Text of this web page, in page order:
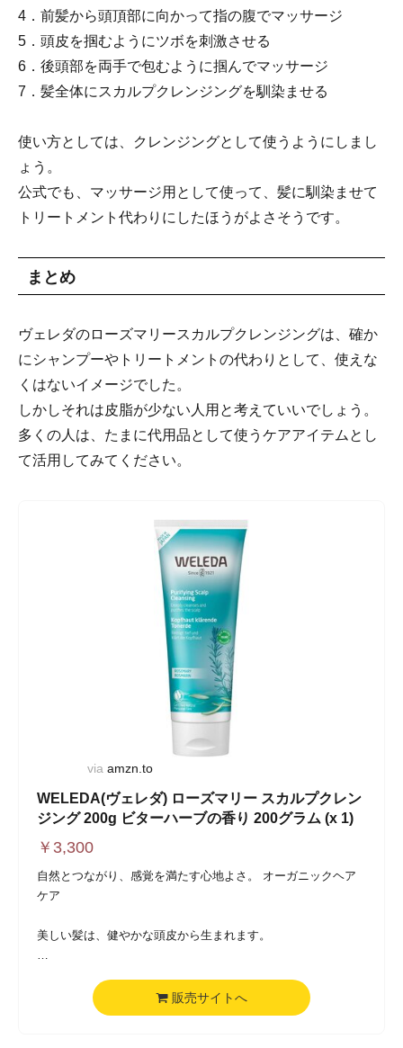
4．前髪から頭頂部に向かって指の腹でマッサージ
5．頭皮を掴むようにツボを刺激させる
6．後頭部を両手で包むように掴んでマッサージ
7．髪全体にスカルプクレンジングを馴染ませる
使い方としては、クレンジングとして使うようにしまし
ょう。
公式でも、マッサージ用として使って、髪に馴染ませて
トリートメント代わりにしたほうがよさそうです。
まとめ
ヴェレダのローズマリースカルプクレンジングは、確か
にシャンプーやトリートメントの代わりとして、使えな
くはないイメージでした。
しかしそれは皮脂が少ない人用と考えていいでしょう。
多くの人は、たまに代用品として使うケアアイテムとし
て活用してみてください。
via amzn.to
WELEDA(ヴェレダ) ローズマリー スカルプクレン
ジング 200g ビターハーブの香り 200グラム (x 1)
￥ 3,300
自然とつながり、感覚を満たす心地よさ。 オーガニックヘア
ケア
美しい髪は、健やかな頭皮から生まれます。
スキンケア処方のオーガニックヘアケア。 自然を感じ、素髪
の輝きを感じる仕上がりと、使うたびリフレッシュするような
販売サイトへ